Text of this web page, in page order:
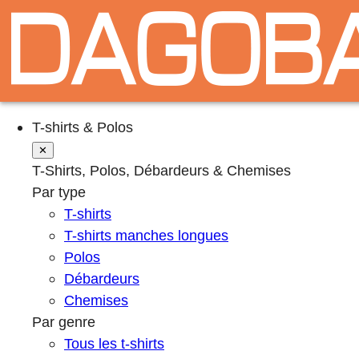
T-shirts & Polos
✕
T-Shirts, Polos, Débardeurs & Chemises
Par type
T-shirts
T-shirts manches longues
Polos
Débardeurs
Chemises
Par genre
Tous les t-shirts